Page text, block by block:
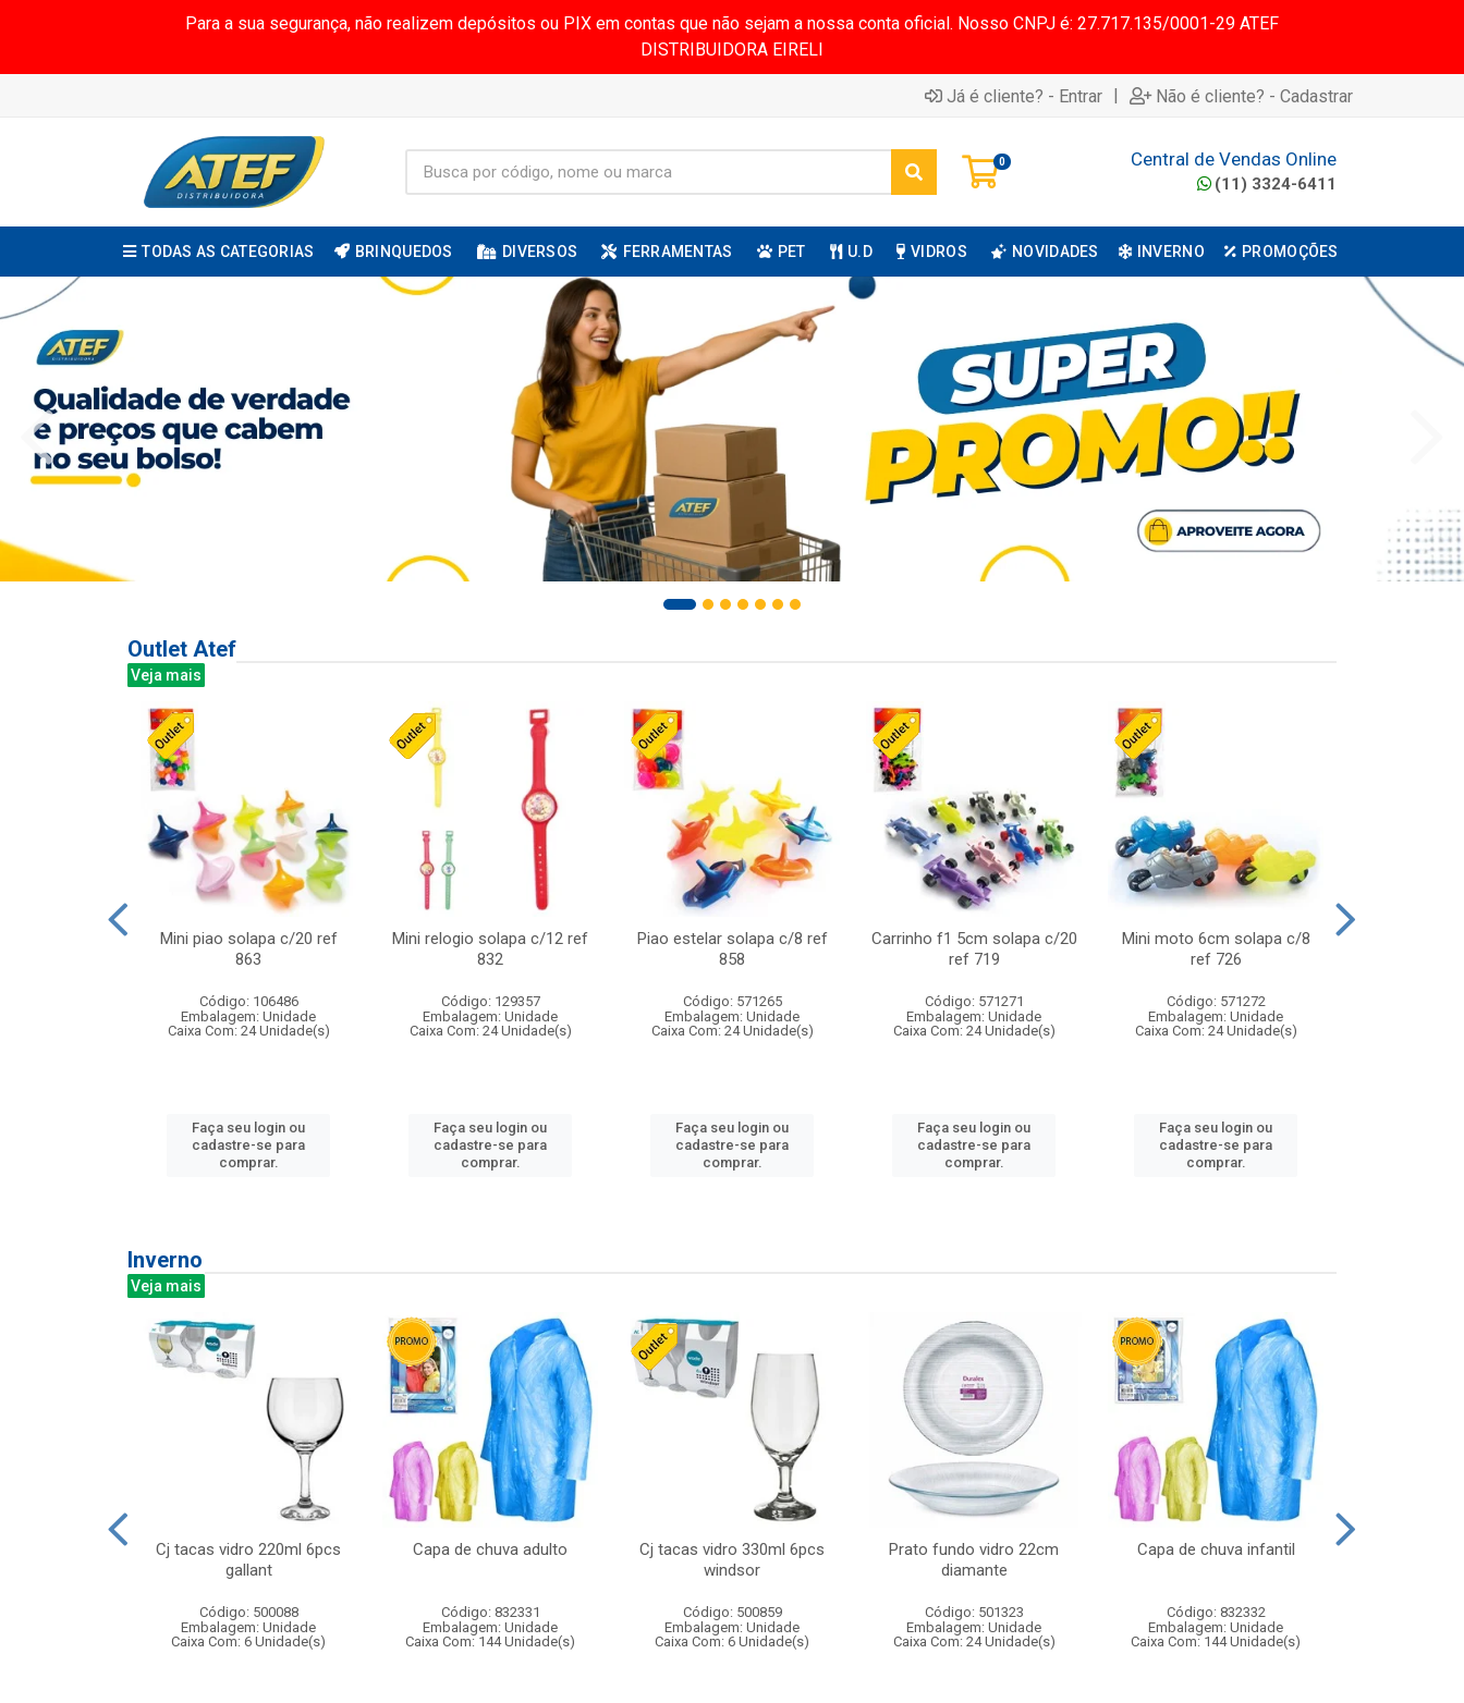
Para a sua segurança, não realizem depósitos ou PIX em contas que não sejam a nossa conta oficial. Nosso CNPJ é: 27.717.135/0001-29 ATEF
DISTRIBUIDORA EIRELI
Já é cliente? - Entrar | Não é cliente? - Cadastrar
0 Central de Vendas Online
(11) 3324-6411
TODAS AS CATEGORIAS BRINQUEDOS DIVERSOS FERRAMENTAS PET U.D VIDROS NOVIDADES INVERNO PROMOÇÕES
Outlet Atef
Veja mais
Mini piao solapa c/20 ref
863
Código: 106486
Embalagem: Unidade
Caixa Com: 24 Unidade(s)
Faça seu login ou
cadastre-se para
comprar.
Mini relogio solapa c/12 ref
832
Código: 129357
Embalagem: Unidade
Caixa Com: 24 Unidade(s)
Faça seu login ou
cadastre-se para
comprar.
Piao estelar solapa c/8 ref
858
Código: 571265
Embalagem: Unidade
Caixa Com: 24 Unidade(s)
Faça seu login ou
cadastre-se para
comprar.
Carrinho f1 5cm solapa c/20
ref 719
Código: 571271
Embalagem: Unidade
Caixa Com: 24 Unidade(s)
Faça seu login ou
cadastre-se para
comprar.
Mini moto 6cm solapa c/8
ref 726
Código: 571272
Embalagem: Unidade
Caixa Com: 24 Unidade(s)
Faça seu login ou
cadastre-se para
comprar.
Inverno
Veja mais
Cj tacas vidro 220ml 6pcs
gallant
Código: 500088
Embalagem: Unidade
Caixa Com: 6 Unidade(s)
Capa de chuva adulto
Código: 832331
Embalagem: Unidade
Caixa Com: 144 Unidade(s)
Cj tacas vidro 330ml 6pcs
windsor
Código: 500859
Embalagem: Unidade
Caixa Com: 6 Unidade(s)
Prato fundo vidro 22cm
diamante
Código: 501323
Embalagem: Unidade
Caixa Com: 24 Unidade(s)
Capa de chuva infantil
Código: 832332
Embalagem: Unidade
Caixa Com: 144 Unidade(s)